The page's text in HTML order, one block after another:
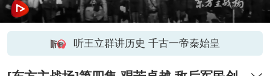
听王立群讲历史 千古一帝秦始皇